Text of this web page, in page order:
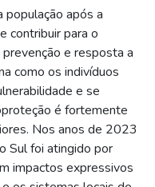
após a
contribuir para o
e resposta a
como os indivíduos
e se
é fortemente
Nos anos de 2023
Sul foi atingido por
impactos expressivos